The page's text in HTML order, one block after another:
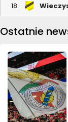
18
Ostatnie